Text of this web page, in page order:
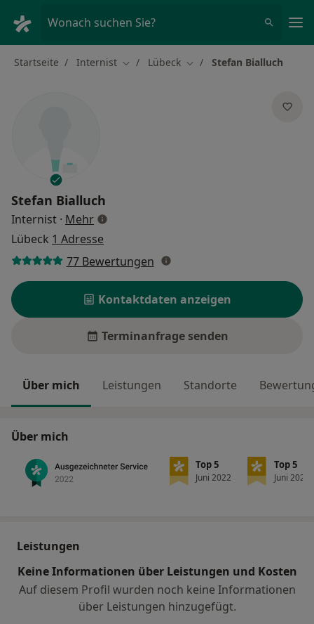
Wonach suchen Sie?
Startseite Internist Stadt ändern
Lübeck Stadt ändern
Stefan Bialluch
Stefan Bialluch
Internist · Mehrüber Spezialisierungen
Lübeck 1 Adresse
77 Bewertungen
Kontaktdaten anzeigen
Terminanfrage senden
Über mich Leistungen Standorte
Über mich
Top 5
Juni 2022
Top 5
Juni 2022
Leistungen
Keine Informationen über Leistungen und Kosten
Auf diesem Profil wurden noch keine Informationen
über Leistungen hinzugefügt.